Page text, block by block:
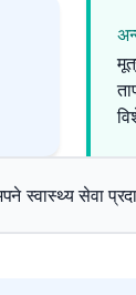
स्वास्थ्य सेवा